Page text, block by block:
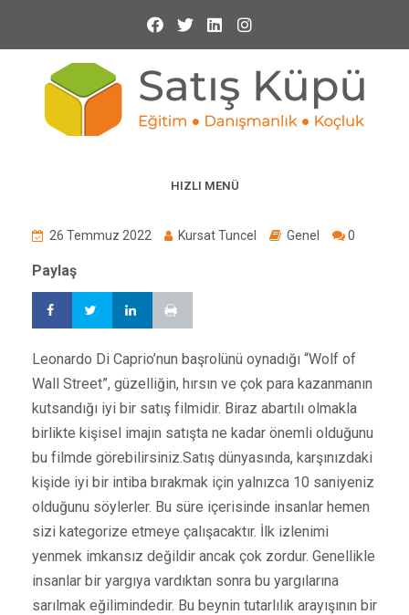
HIZLI MENÜ
26 Temmuz 2022 Kursat Tuncel Genel 0
Paylaş
Leonardo Di Caprio’nun başrolünü oynadığı “Wolf of
Wall Street”, güzelliğin, hırsın ve çok para kazanmanın
kutsandığı iyi bir satış filmidir. Biraz abartılı olmakla
birlikte kişisel imajın satışta ne kadar önemli olduğunu
bu filmde görebilirsiniz.Satış dünyasında, karşınızdaki
kişide iyi bir intiba bırakmak için yalnızca 10 saniyeniz
olduğunu söylerler. Bu süre içerisinde insanlar hemen
sizi kategorize etmeye çalışacaktır. İlk izlenimi
yenmek imkansız değildir ancak çok zordur. Genellikle
insanlar bir yargıya vardıktan sonra bu yargılarına
sarılmak eğilimindedir. Bu beynin tutarlılık arayışının bir